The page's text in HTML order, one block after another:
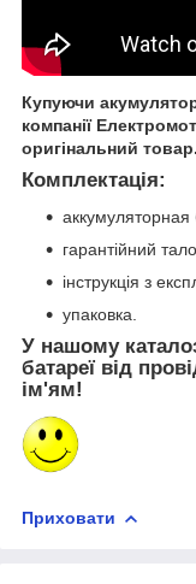
Купуючи
компанії
оригінальний товар.
Комплектація:
гарантійний
інструкція з
упаковка.
У нашому
батареї від
ім'ям!
Приховати